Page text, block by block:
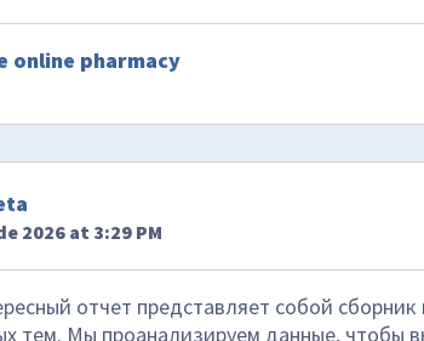
online pharmacy
2026 at 3:29 PM
отчет представляет собой
тем. Мы проанализируем данные, чтобы